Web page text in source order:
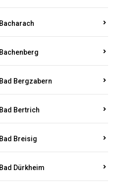
Bergzabern
Bertrich
Breisig
Dürkheim